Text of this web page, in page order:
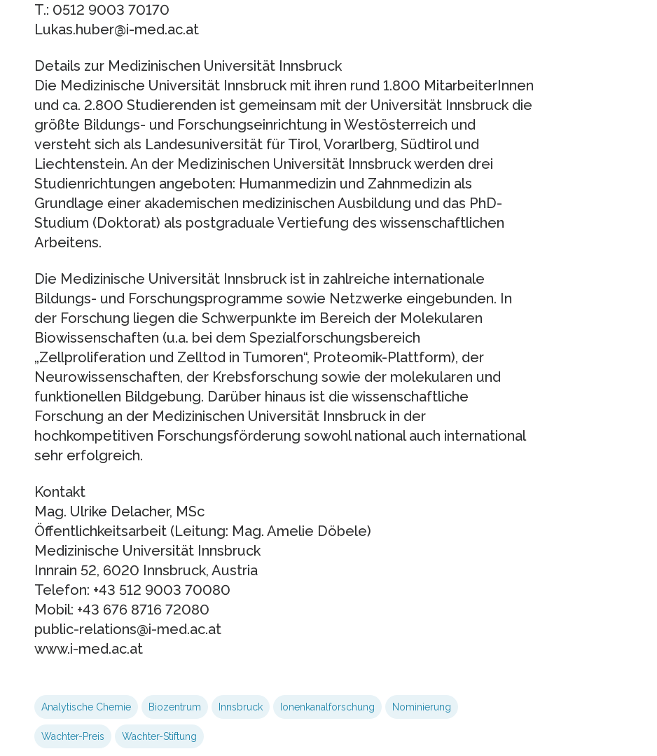
T.: 0512 9003 70170
Lukas.huber@i-med.ac.at
Details zur Medizinischen Universität Innsbruck
Die Medizinische Universität Innsbruck mit ihren rund 1.800 MitarbeiterInnen
und ca. 2.800 Studierenden ist gemeinsam mit der Universität Innsbruck die
größte Bildungs- und Forschungseinrichtung in Westösterreich und
versteht sich als Landesuniversität für Tirol, Vorarlberg, Südtirol und
Liechtenstein. An der Medizinischen Universität Innsbruck werden drei
Studienrichtungen angeboten: Humanmedizin und Zahnmedizin als
Grundlage einer akademischen medizinischen Ausbildung und das PhD-
Studium (Doktorat) als postgraduale Vertiefung des wissenschaftlichen
Arbeitens.
Die Medizinische Universität Innsbruck ist in zahlreiche internationale
Bildungs- und Forschungsprogramme sowie Netzwerke eingebunden. In
der Forschung liegen die Schwerpunkte im Bereich der Molekularen
Biowissenschaften (u.a. bei dem Spezialforschungsbereich
„Zellproliferation und Zelltod in Tumoren“, Proteomik-Plattform), der
Neurowissenschaften, der Krebsforschung sowie der molekularen und
funktionellen Bildgebung. Darüber hinaus ist die wissenschaftliche
Forschung an der Medizinischen Universität Innsbruck in der
hochkompetitiven Forschungsförderung sowohl national auch international
sehr erfolgreich.
Kontakt
Mag. Ulrike Delacher, MSc
Öffentlichkeitsarbeit (Leitung: Mag. Amelie Döbele)
Medizinische Universität Innsbruck
Innrain 52, 6020 Innsbruck, Austria
Telefon: +43 512 9003 70080
Mobil: +43 676 8716 72080
public-relations@i-med.ac.at
www.i-med.ac.at
Analytische Chemie Biozentrum Innsbruck Ionenkanalforschung Nominierung
Wachter-Preis Wachter-Stiftung